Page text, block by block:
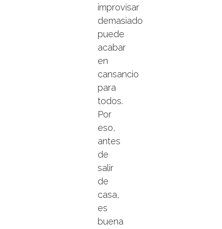
improvisar
demasiado
puede
acabar
en
cansancio
para
todos.
Por
eso,
antes
de
salir
de
casa,
es
buena